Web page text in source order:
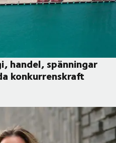
handel, spänningar
konkurrenskraft
spänningar och kampen för